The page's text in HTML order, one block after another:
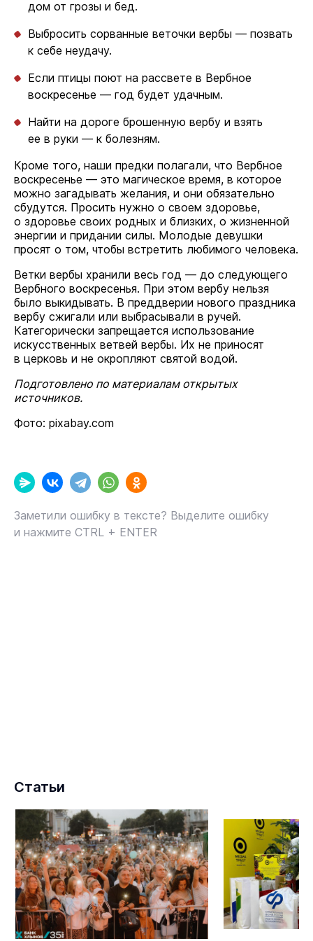
дом от грозы и бед.
Выбросить сорванные веточки вербы — позвать
к себе неудачу.
Если птицы поют на рассвете в Вербное
воскресенье — год будет удачным.
Найти на дороге брошенную вербу и взять
ее в руки — к болезням.
Кроме того, наши предки полагали, что Вербное
воскресенье — это магическое время, в которое
можно загадывать желания, и они обязательно
сбудутся. Просить нужно о своем здоровье,
о здоровье своих родных и близких, о жизненной
энергии и придании силы. Молодые девушки
просят о том, чтобы встретить любимого человека.
Ветки вербы хранили весь год — до следующего
Вербного воскресенья. При этом вербу нельзя
было выкидывать. В преддверии нового праздника
вербу сжигали или выбрасывали в ручей.
Категорически запрещается использование
искусственных ветвей вербы. Их не приносят
в церковь и не окропляют святой водой.
Подготовлено по материалам открытых
источников.
Фото: pixabay.com
Заметили ошибку в тексте? Выделите ошибку
и нажмите CTRL + ENTER
Статьи